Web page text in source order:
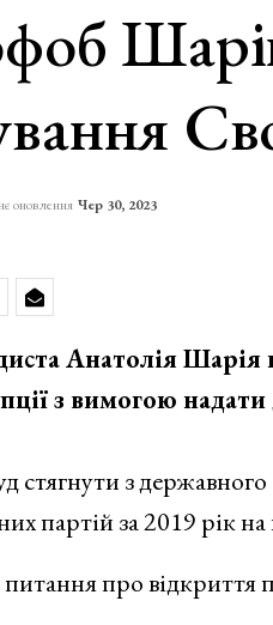
оновлення Чер 30, 2023
Анатолія Шарія
з вимогою
стягнути з
партій за 2019 рік
про відкриття